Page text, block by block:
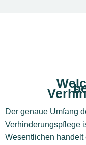
Der genaue Umfang
Verhinderungspflege
Wesentlichen